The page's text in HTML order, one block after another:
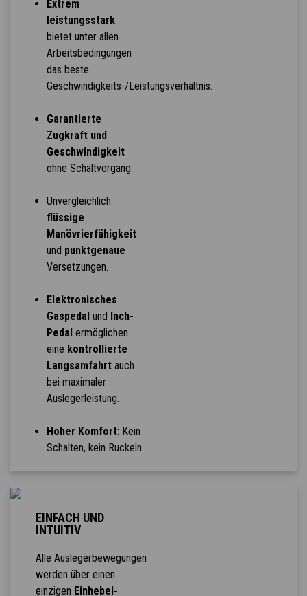
Extrem
leistungsstark:
bietet unter allen
Arbeitsbedingungen
das beste
Geschwindigkeits-/Leistungsverhältnis.
Garantierte
Zugkraft und
Geschwindigkeit
ohne Schaltvorgang.
Unvergleichlich
flüssige
Manövrierfähigkeit
und punktgenaue
Versetzungen.
Elektronisches
Gaspedal und Inch-
Pedal ermöglichen
eine kontrollierte
Langsamfahrtauch
bei maximaler
Auslegerleistung.
Hoher Komfort: Kein
Schalten, kein Ruckeln.
EINFACH UND
INTUITIV
Alle Auslegerbewegungen
werden über einen
einzigen Einhebel-